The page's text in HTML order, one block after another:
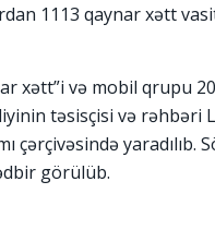
1113 qaynar xətt
xətt”i və mobil qrupu
təsisçisi və rəhbəri
çərçivəsində yaradılıb.
görülüb.